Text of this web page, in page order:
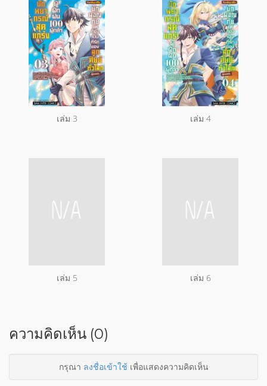
เล่ม 3 เล่ม 4
เล่ม 5 เล่ม 6
ความคิดเห็น (0)
กรุณา ลงชื่อเข้าใช้เพื่อแสดงความคิดเห็น